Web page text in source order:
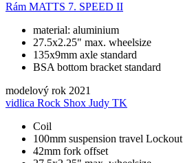
Rám MATTS 7. SPEED II
material: aluminium
27.5x2.25" max. wheelsize
135x9mm axle standard
BSA bottom bracket standard
modelový rok 2021
vidlica Rock Shox Judy TK
Coil
100mm suspension travel Lockout
42mm fork offset